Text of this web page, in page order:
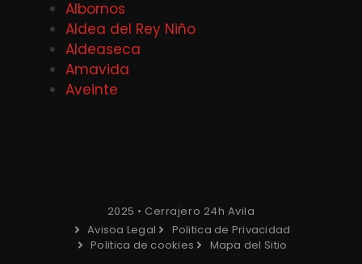
Albornos
Aldea del Rey Niño
Aldeaseca
Amavida
Aveinte
2025 • Cerrajero 24h Avila
Avisoa Legal
Politica de Privacidad
Politica de cookies
Mapa del Sitio